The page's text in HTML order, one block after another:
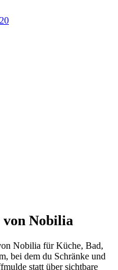
Nobilia
Nobilia für Küche, Bad,
bei dem du Schränke und
statt über sichtbare